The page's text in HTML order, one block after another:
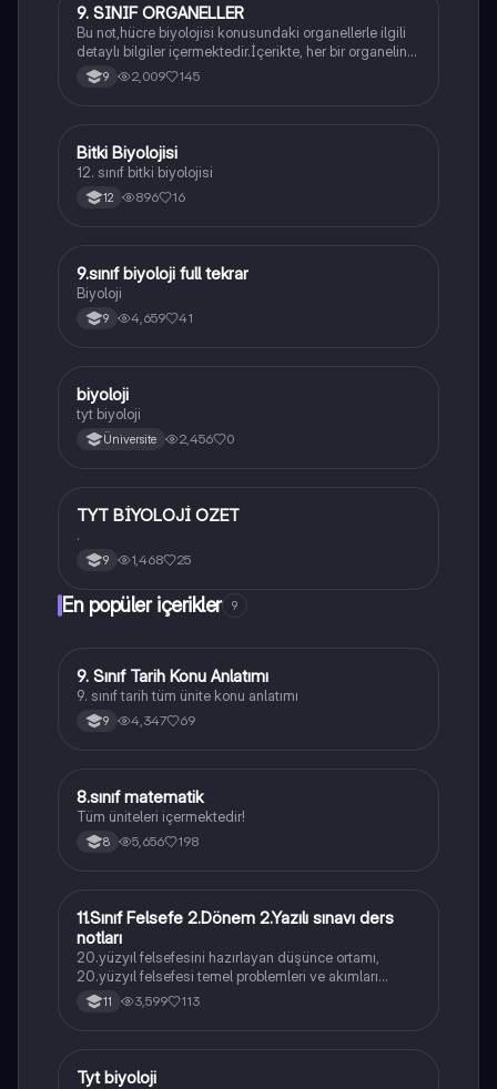
Biyoloji
9. SINIF ORGANELLER
Bu not,hücre biyolojisi konusundaki organellerle ilgili
detaylı bilgiler içermektedir.İçerikte, her bir organelin
yapısı,fonksiyonları ve hücre içindeki rolü
açıklanmaktadır.
9 2,009 145
Biyoloji
Bitki Biyolojisi
12. sınıf bitki biyolojisi
12 896 16
Biyoloji
9.sınıf biyoloji full tekrar
Biyoloji
9 4,659 41
BBiyoloji
biyoloji
tyt biyoloji
Üniversite 2,456 0
Biyoloji
TYT BİYOLOJİ OZET
.
9 1,468 25
En popüler içerikler 9
Tarih
9. Sınıf Tarih Konu Anlatımı
9. sınıf tarih tüm ünite konu anlatımı
9 4,347 69
Matematik
8.sınıf matematik
Tüm üniteleri içermektedir!
8 5,656 198
Felsefe
11.Sınıf Felsefe 2.Dönem 2.Yazılı sınavı ders
notları
20.yüzyıl felsefesini hazırlayan düşünce ortamı,
20.yüzyıl felsefesi temel problemleri ve akımları
konularını içermektedir
11 3,599 113
Biyoloji
Tyt biyoloji